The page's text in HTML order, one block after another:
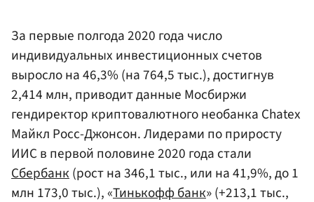
За первые полгода 2020 года число
индивидуальных инвестиционных счетов
выросло на 46,3% (на 764,5 тыс.), достигнув
2,414 млн, приводит данные Мосбиржи
гендиректор криптовалютного необанка Chatex
Майкл Росс-Джонсон. Лидерами по приросту
ИИС в первой половине 2020 года стали
Сбербанк(рост на 346,1 тыс., или на 41,9%, до 1
млн 173,0 тыс.), «Тинькофф банк» (+213,1 тыс.,